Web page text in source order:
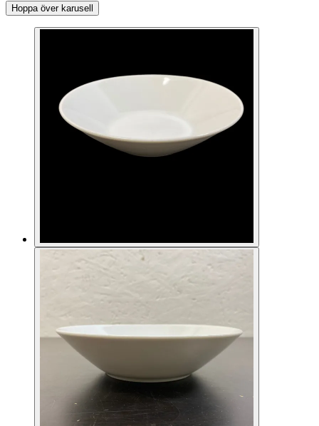
Hoppa över karusell